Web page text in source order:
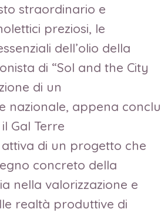
straordinario e
preziosi, le
dell’olio della
di “Sol and the City
di un
nazionale, appena
Gal Terre
di un progetto che
concreto della
nella valorizzazione e
realtà produttive di